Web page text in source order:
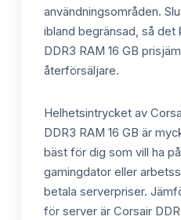
användningsområden.
ibland begränsad, så det
DDR3 RAM 16 GB
återförsäljare.
Helhetsintrycket av
DDR3 RAM 16 GB är
bäst för dig som vill ha
gamingdator eller
betala serverpriser.
för server är Corsair